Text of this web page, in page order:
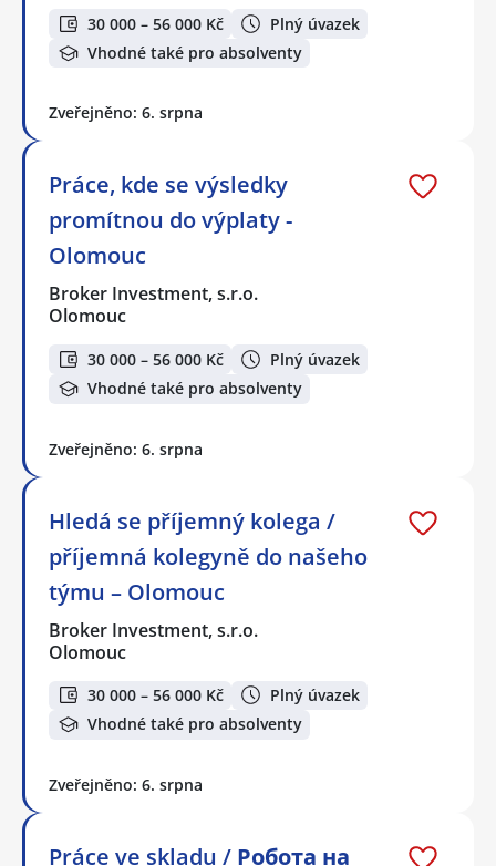
30 000 – 56 000 Kč
Plný úvazek
Vhodné také pro absolventy
Zveřejněno: 6. srpna
Práce, kde se výsledky
promítnou do výplaty -
Olomouc
Broker Investment, s.r.o.
Olomouc
30 000 – 56 000 Kč
Plný úvazek
Vhodné také pro absolventy
Zveřejněno: 6. srpna
Hledá se příjemný kolega /
příjemná kolegyně do našeho
týmu – Olomouc
Broker Investment, s.r.o.
Olomouc
30 000 – 56 000 Kč
Plný úvazek
Vhodné také pro absolventy
Zveřejněno: 6. srpna
Práce ve skladu / Робота на